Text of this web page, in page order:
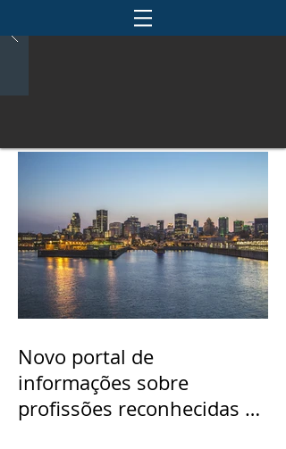
Novo portal de
informações sobre
profissões reconhecidas e